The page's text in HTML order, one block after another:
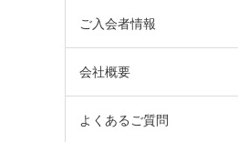
ご入会者情報
会社概要
よくあるご質問